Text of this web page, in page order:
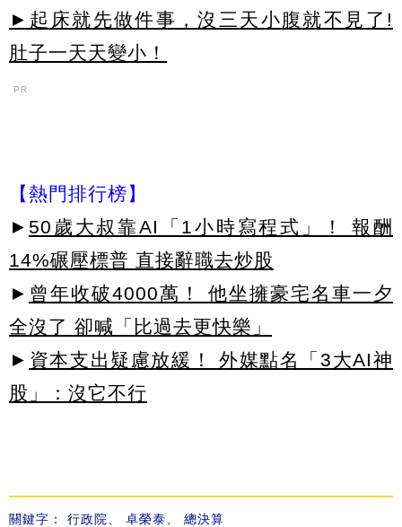
►起床就先做件事，沒三天小腹就不見了!
肚子一天天變小！
PR
【熱門排行榜】
► 50歲大叔靠AI「1小時寫程式」！ 報酬
14%碾壓標普 直接辭職去炒股
► 曾年收破4000萬！ 他坐擁豪宅名車一夕
全沒了 卻喊「比過去更快樂」
► 資本支出疑慮放緩！ 外媒點名「3大AI神
股」：沒它不行
關鍵字： 行政院 卓榮泰 總決算